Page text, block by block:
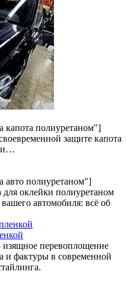
капота полиуретаном"]
защите капота
авто полиуретаном"]
оклейки полиуретаном
автомобиля: всё об
изящное перевоплощение
и фактуры в современной